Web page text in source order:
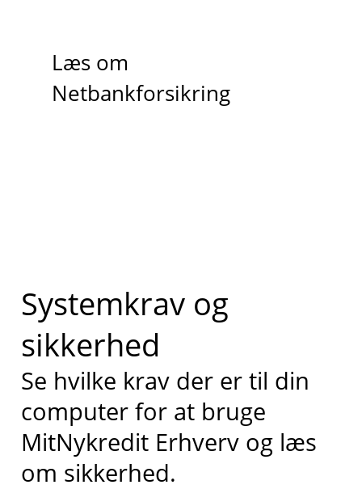
Læs om
Netbankforsikring
Systemkrav og
sikkerhed
Se hvilke krav der er til din
computer for at bruge
MitNykredit Erhverv og læs
om sikkerhed.